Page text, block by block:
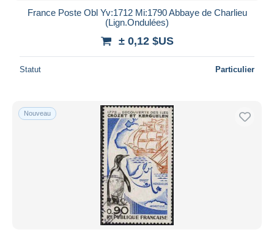
France Poste Obl Yv:1712 Mi:1790 Abbaye de Charlieu
(Lign.Ondulées)
± 0,12 $US
Statut Particulier
Nouveau